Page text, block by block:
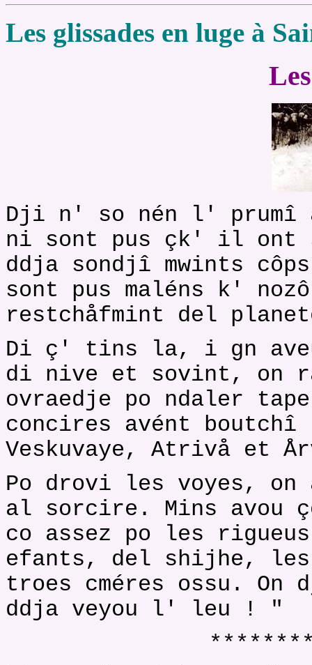
Les glissades en luge à
Dji n' so nén l'
ni sont pus çk' il ont
ddja sondjî mwints
sont pus maléns k'
restchåfmint del
Di ç' tins la, i gn
di nive et sovint, on
ovraedje po ndaler
concires avént
Veskuvaye, Atrivå et
Po drovi les voyes,
al sorcire. Mins avou
co assez po les
efants, del shijhe, les
troes cméres ossu.
ddja veyou l' leu ! "